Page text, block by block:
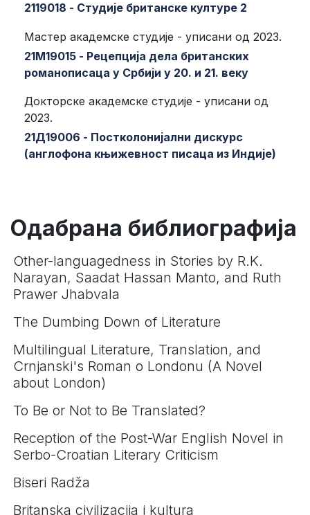
2119018 - Студије британске културе 2
Мастер академске студије - уписани од 2023.
21М19015 - Рецепција дела британских
романописаца у Србији у 20. и 21. веку
Докторске академске студије - уписани од
2023.
21Д19006 - Постколонијални дискурс
(англофона књижевност писаца из Индије)
Одабрана библиографија
Other-languagedness in Stories by R.K.
Narayan, Saadat Hassan Manto, and Ruth
Prawer Jhabvala
The Dumbing Down of Literature
Multilingual Literature, Translation, and
Crnjanski's Roman o Londonu (A Novel
about London)
To Be or Not to Be Translated?
Reception of the Post-War English Novel in
Serbo-Croatian Literary Criticism
Biseri Radža
Britanska civilizacija i kultura